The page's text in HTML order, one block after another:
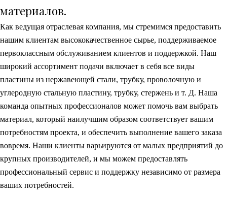
материалов.
Как ведущая отраслевая компания, мы стремимся предоставить
нашим клиентам высококачественное сырье, поддерживаемое
первоклассным обслуживанием клиентов и поддержкой. Наш
широкий ассортимент подачи включает в себя все виды
пластины из нержавеющей стали, трубку, проволочную и
углеродную стальную пластину, трубку, стержень и т. Д. Наша
команда опытных профессионалов может помочь вам выбрать
материал, который наилучшим образом соответствует вашим
потребностям проекта, и обеспечить выполнение вашего заказа
вовремя. Наши клиенты варьируются от малых предприятий до
крупных производителей, и мы можем предоставлять
профессиональный сервис и поддержку независимо от размера
ваших потребностей.